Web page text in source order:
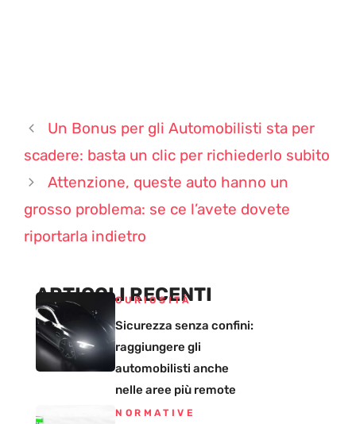
Un Bonus per gli Automobilisti sta per
scadere: basta un clic per richiederlo subito
Attenzione, queste auto hanno un
grosso problema: se ce l’avete dovete
riportarla indietro
ARTICOLI RECENTI
CURIOSITÀ
Sicurezza senza confini:
raggiungere gli
automobilisti anche
nelle aree più remote
NORMATIVE